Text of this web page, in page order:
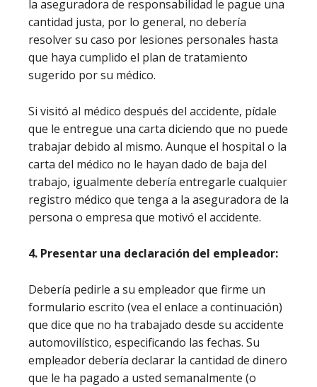
la aseguradora de responsabilidad le pague una
cantidad justa, por lo general, no debería
resolver su caso por lesiones personales hasta
que haya cumplido el plan de tratamiento
sugerido por su médico.
Si visitó al médico después del accidente, pídale
que le entregue una carta diciendo que no puede
trabajar debido al mismo. Aunque el hospital o la
carta del médico no le hayan dado de baja del
trabajo, igualmente debería entregarle cualquier
registro médico que tenga a la aseguradora de la
persona o empresa que motivó el accidente.
4. Presentar una declaración del empleador:
Debería pedirle a su empleador que firme un
formulario escrito (vea el enlace a continuación)
que dice que no ha trabajado desde su accidente
automovilístico, especificando las fechas. Su
empleador debería declarar la cantidad de dinero
que le ha pagado a usted semanalmente (o